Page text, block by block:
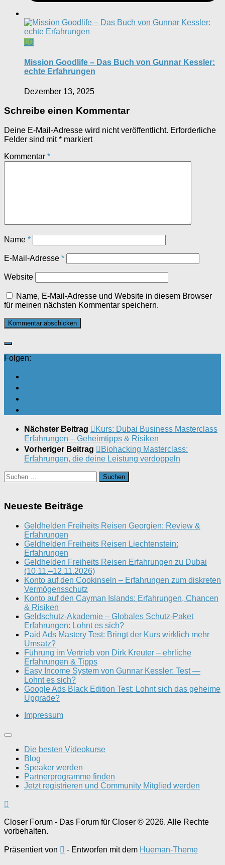
0
Mission Goodlife – Das Buch von Gunnar Kessler:
echte Erfahrungen
Dezember 13, 2025
Schreibe einen Kommentar
Deine E-Mail-Adresse wird nicht veröffentlicht. Erforderliche
Felder sind mit* markiert
Kommentar *
Name *
E-Mail-Adresse *
Website
Name, E-Mail-Adresse und Website in diesem Browser
für meinen nächsten Kommentar speichern.
Folgen:
Nächster Beitrag
Kurs: Dubai Business Masterclass
Erfahrungen – Geheimtipps & Risiken
Vorheriger Beitrag
Biohacking Masterclass:
Erfahrungen, die deine Leistung verdoppeln
Suchen
nach:
Neueste Beiträge
Geldhelden Freiheits Reisen Georgien: Review &
Erfahrungen
Geldhelden Freiheits Reisen Liechtenstein:
Erfahrungen
Geldhelden Freiheits Reisen Erfahrungen zu Dubai
(10.11.–12.11.2026)
Konto auf den Cookinseln – Erfahrungen zum diskreten
Vermögensschutz
Konto auf den Cayman Islands: Erfahrungen, Chancen
& Risiken
Geldschutz-Akademie – Globales Schutz-Paket
Erfahrungen: Lohnt es sich?
Paid Ads Mastery Test: Bringt der Kurs wirklich mehr
Umsatz?
Führung im Vertrieb von Dirk Kreuter – ehrliche
Erfahrungen & Tipps
Easy Income System von Gunnar Kessler: Test —
Lohnt es sich?
Google Ads Black Edition Test: Lohnt sich das geheime
Upgrade?
Impressum
Die besten Videokurse
Blog
Speaker werden
Partnerprogramme finden
Jetzt registrieren und Community Mitglied werden
Closer Forum - Das Forum für Closer © 2026. Alle Rechte
vorbehalten.
Präsentiert von - Entworfen mit dem Hueman-Theme